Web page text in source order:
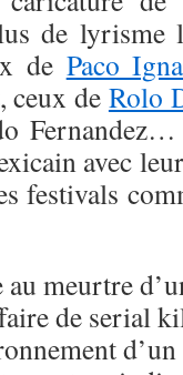
de lyrisme
de Paco
de Rolo
avec
festivals
au meurtre
de serial